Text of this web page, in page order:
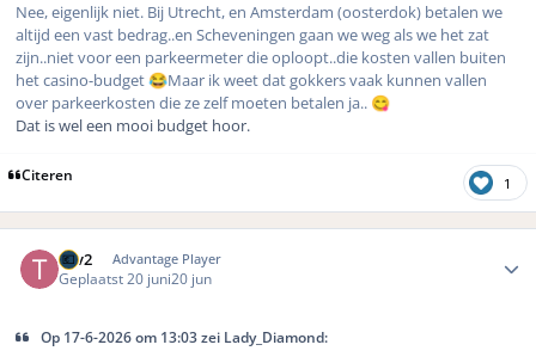
Nee, eigenlijk niet. Bij Utrecht, en Amsterdam (oosterdok) betalen we
altijd een vast bedrag..en Scheveningen gaan we weg als we het zat
zijn..niet voor een parkeermeter die oploopt..die kosten vallen buiten
het casino-budget 😂Maar ik weet dat gokkers vaak kunnen vallen
over parkeerkosten die ze zelf moeten betalen ja.. 😋
Dat is wel een mooi budget hoor.
Citeren 1
Tgv2 Advantage Player
Geplaatst20 juni20 jun
Op 17-6-2026 om 13:03 zei Lady_Diamond: